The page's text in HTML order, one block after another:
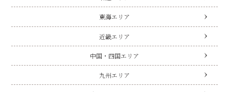
東海エリア
近畿エリア
中国・四国エリア
九州エリア